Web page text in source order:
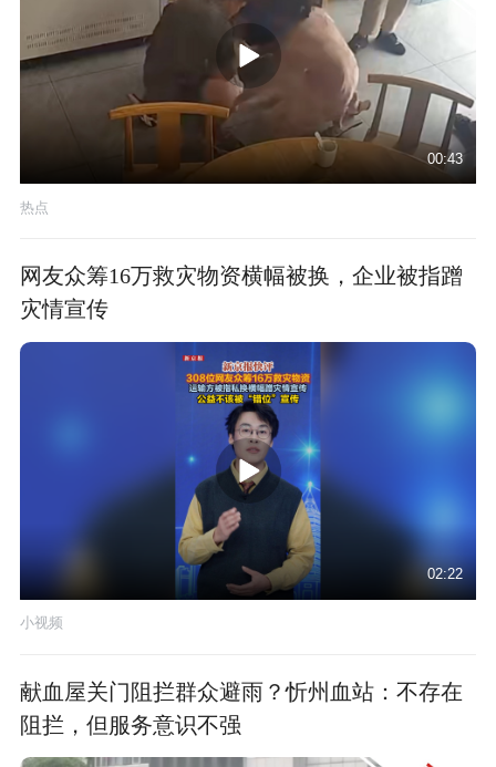
00:43
热点
网友众筹16万救灾物资横幅被换，企业被指蹭
灾情宣传
02:22
小视频
献血屋关门阻拦群众避雨？忻州血站：不存在
阻拦，但服务意识不强